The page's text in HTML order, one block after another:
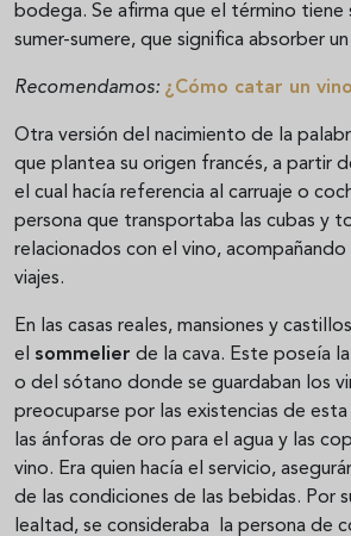
bodega. Se afirma que el término tiene
sumer-sumere, que significa absorber
Recomendamos: ¿Cómo catar un
Otra versión del nacimiento de la
que plantea su origen francés, a partir
el cual hacía referencia al carruaje o
persona que transportaba las cubas y
relacionados con el vino, acompañando
viajes.
En las casas reales, mansiones y
el sommelier de la cava. Este poseía
o del sótano donde se guardaban los
preocuparse por las existencias de
las ánforas de oro para el agua y las
vino. Era quien hacía el servicio,
de las condiciones de las bebidas. Por
lealtad, se consideraba la persona de